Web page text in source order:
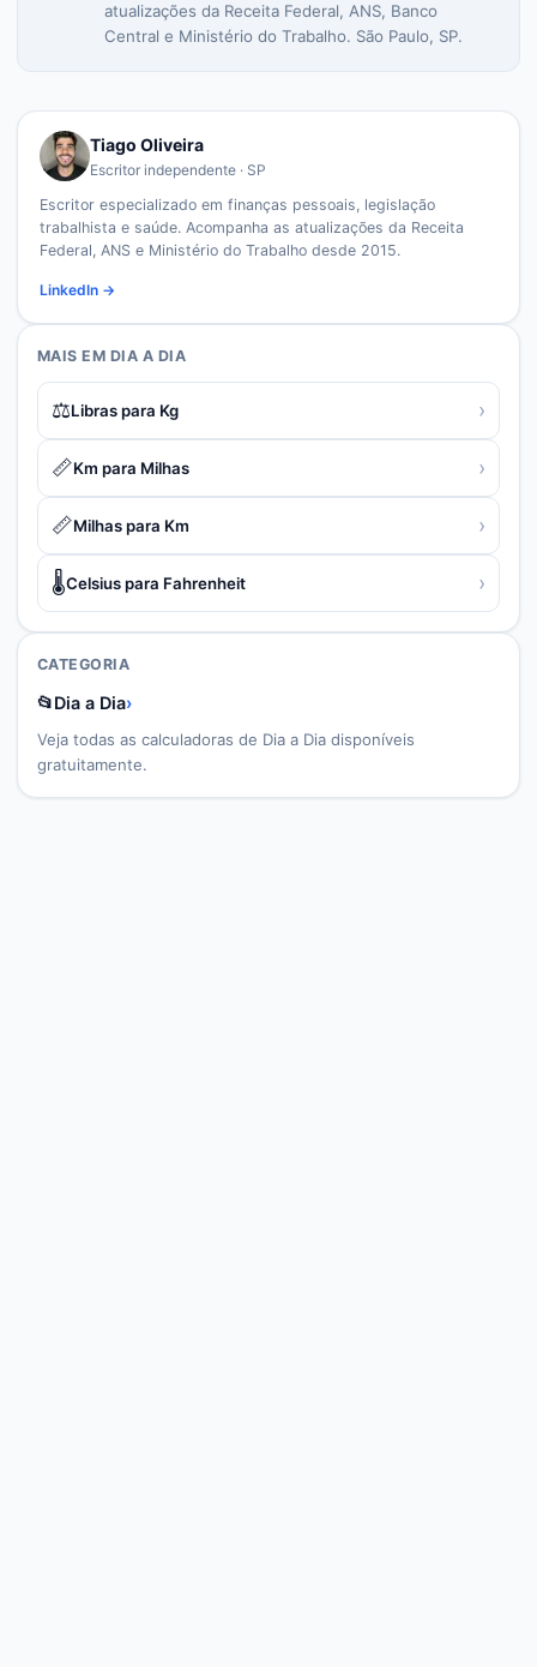
atualizações da Receita Federal, ANS, Banco
Central e Ministério do Trabalho. São Paulo, SP.
Tiago Oliveira
Escritor independente · SP
Escritor especializado em finanças pessoais, legislação
trabalhista e saúde. Acompanha as atualizações da Receita
Federal, ANS e Ministério do Trabalho desde 2015.
LinkedIn →
MAIS EM DIA A DIA
⚖️Libras para Kg ›
📏Km para Milhas ›
📏Milhas para Km ›
🌡️Celsius para Fahrenheit ›
CATEGORIA
📂Dia a Dia›
Veja todas as calculadoras de Dia a Dia disponíveis
gratuitamente.